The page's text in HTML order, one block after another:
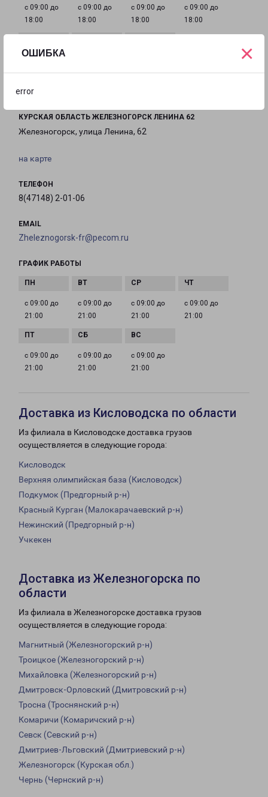
ОШИБКА
error
×
с 09:00 до
18:00
с 09:00 до
18:00
с 09:00 до
18:00
с 09:00 до
18:00
18:00
12:00
КУРСКАЯ ОБЛАСТЬ ЖЕЛЕЗНОГОРСК ЛЕНИНА 62
Железногорск, улица Ленина, 62
на карте
ТЕЛЕФОН
8(47148) 2-01-06
EMAIL
Zheleznogorsk-fr@pecom.ru
ГРАФИК РАБОТЫ
с 09:00 до
21:00
с 09:00 до
21:00
с 09:00 до
21:00
с 09:00 до
21:00
с 09:00 до
21:00
с 09:00 до
21:00
с 09:00 до
21:00
Доставка из Кисловодска по области
Из филиала в Кисловодске доставка грузов
осуществляется в следующие города:
Кисловодск
Верхняя олимпийская база (Кисловодск)
Подкумок (Предгорный р-н)
Красный Курган (Малокарачаевский р-н)
Нежинский (Предгорный р-н)
Учкекен
Доставка из Железногорска по
области
Из филиала в Железногорске доставка грузов
осуществляется в следующие города:
Магнитный (Железногорский р-н)
Троицкое (Железногорский р-н)
Михайловка (Железногорский р-н)
Дмитровск-Орловский (Дмитровский р-н)
Тросна (Троснянский р-н)
Комаричи (Комаричский р-н)
Севск (Севский р-н)
Дмитриев-Льговский (Дмитриевский р-н)
Железногорск (Курская обл.)
Чернь (Чернский р-н)